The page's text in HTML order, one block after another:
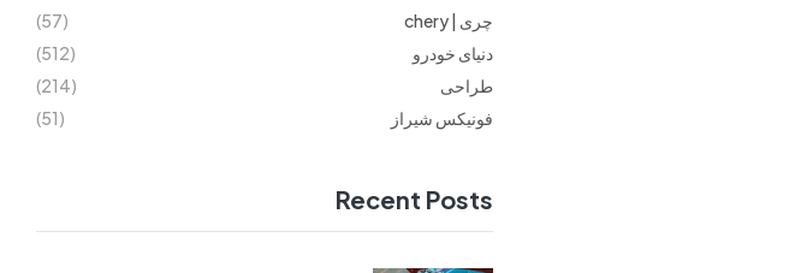
چری | chery
(57)
دنیای خودرو
(512)
طراحی
(214)
فونیکس شیراز
(51)
Recent Posts